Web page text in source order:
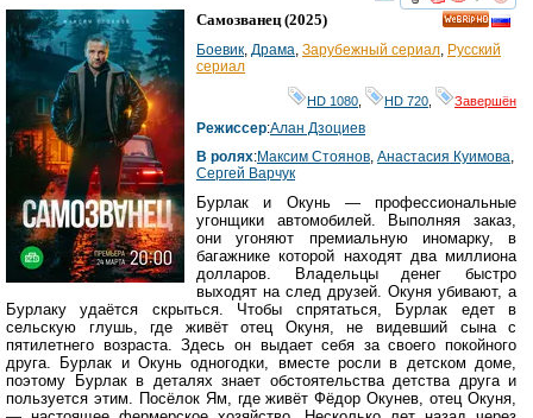
смотреть
Самозванец(2025)
Боевик, Драма, Зарубежный сериал, Русский
сериал
HD 1080 HD 720 Завершён
Режиссер:Алан Дзоциев
В ролях:Максим Стоянов, Анастасия Куимова,
Сергей Варчук
Бурлак и Окунь — профессиональные
угонщики автомобилей. Выполняя заказ,
они угоняют премиальную иномарку, в
багажнике которой находят два миллиона
долларов. Владельцы денег быстро
выходят на след друзей. Окуня убивают, а
Бурлаку удаётся скрыться. Чтобы спрятаться, Бурлак едет в
сельскую глушь, где живёт отец Окуня, не видевший сына с
пятилетнего возраста. Здесь он выдает себя за своего покойного
друга. Бурлак и Окунь одногодки, вместе росли в детском доме,
поэтому Бурлак в деталях знает обстоятельства детства друга и
пользуется этим. Посёлок Ям, где живёт Фёдор Окунев, отец Окуня,